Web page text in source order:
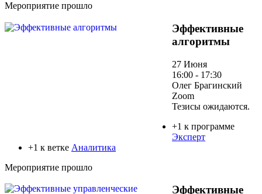
Мероприятие прошло
Эффективные
алгоритмы
27 Июня
16:00 - 17:30
Олег Брагинский
Zoom
Тезисы ожидаются.
+1 к программе
Эксперт
+1 к ветке Аналитика
Мероприятие прошло
Эффективные